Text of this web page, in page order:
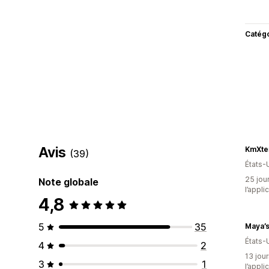
Avis (39)
Note globale
4,8
5
35
4
2
3
1
États-
25
États-
13